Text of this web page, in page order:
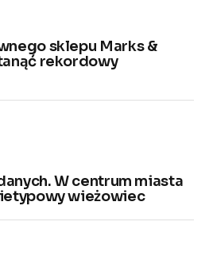
sklepu Marks &
rekordowy
W centrum miasta
wieżowiec